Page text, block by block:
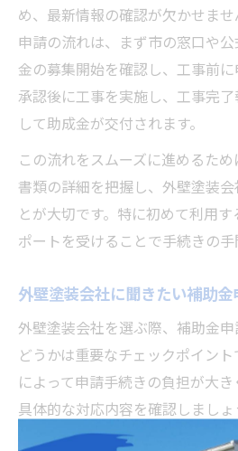
め、最新情報の確認が欠かせませ
申請の流れは、まず市の窓口や
金の募集開始を確認し、工事前に
承認後に工事を実施し、工事完
して助成金が交付されます。
この流れをスムーズに進めるた
書類の詳細を把握し、外壁塗装
とが大切です。特に初めて利用
ポートを受けることで手続きの手
外壁塗装会社に聞きたい補助
外壁塗装会社を選ぶ際、補助金
どうかは重要なチェックポイン
によって申請手続きの負担が大
具体的な対応内容を確認しましょ
例えば、申請書類の作成支援や